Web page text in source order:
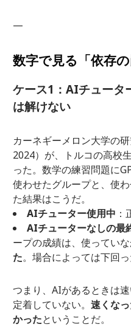
—
数字で見る「依存の
ケース1：AIチュータ
は解けない
カーネギーメロン大学の
2024）が、トルコの高校
った。数学の練習問題に
使わせたグループと、使
た結果はこうだ。
AIチューター使用中
AIチューターなしの最
ープの成績は、使ってい
た。場合によっては下回
つまり、AIがあるときは
定着していない。 速くな
かったということだ。